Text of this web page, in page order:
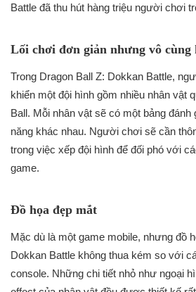
Battle đã thu hút hàng triệu người chơi
Lối chơi đơn giản nhưng vô cùng
Trong Dragon Ball Z: Dokkan Battle,
khiển một đội hình gồm nhiều nhân vật
Ball. Mỗi nhân vật sẽ có một bảng
năng khác nhau. Người chơi sẽ cần
trong việc xếp đội hình để đối phó với
game.
Đồ họa đẹp mắt
Mặc dù là một game mobile, nhưng đồ
Dokkan Battle không thua kém so với
console. Những chi tiết nhỏ như ngoại